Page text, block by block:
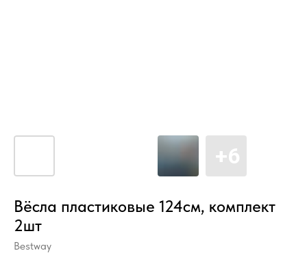
Вёсла пластиковые 124см, комплект
2шт
Bestway